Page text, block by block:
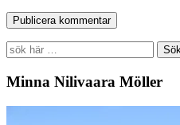
Search
for:
Minna Nilivaara Möller